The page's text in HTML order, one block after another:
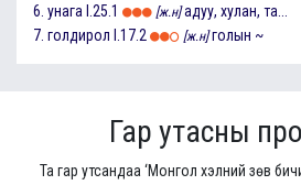
6. унага I.25.1 [ж.н] адуу, хулан, та...
7. голдирол I.17.2 [ж.н] голын ~
Гар утасны
Та гар утсандаа ‘Монгол хэлний зөв